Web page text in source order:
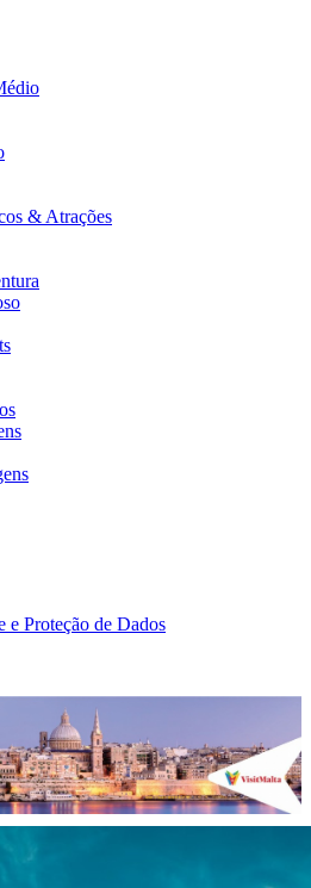
& Atrações
e Proteção de Dados